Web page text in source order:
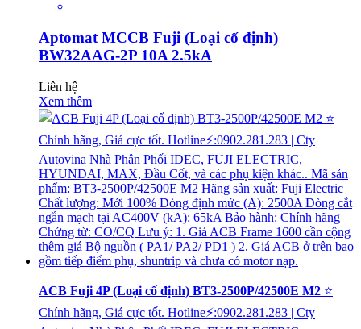
Aptomat MCCB Fuji (Loại cố định)
BW32AAG-2P 10A 2.5kA
Liên hệ
Xem thêm
ACB Fuji 4P (Loại cố định) BT3-2500P/42500E M2 ⭐
Chính hãng, Giá cực tốt. Hotline⚡:0902.281.283 | Cty